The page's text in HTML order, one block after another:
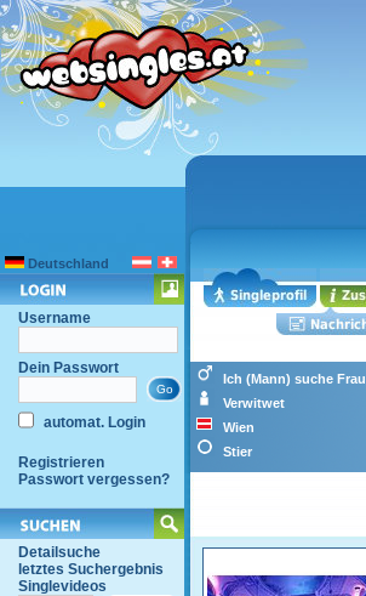
Deutschland
Username
Dein Passwort
automat. Login
Registrieren
Passwort vergessen?
Detailsuche
letztes Suchergebnis
Singlevideos
Ich (Mann) suche Frau
Verwitwet
Wien
Stier